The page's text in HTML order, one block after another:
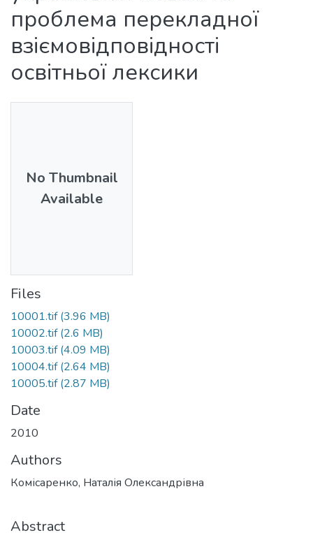
проблема перекладної
взіємовідповідності
освітньої лексики
No Thumbnail
Available
Files
10001.tif (3.96 MB)
10002.tif (2.6 MB)
10003.tif (4.09 MB)
10004.tif (2.64 MB)
10005.tif (2.87 MB)
Date
2010
Authors
Комісаренко, Наталія Олександрівна
Abstract